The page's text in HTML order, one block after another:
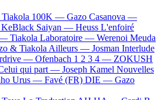
100K — Gazo Casanova —
KeBlack Saiyan — Heuss L'enfoiré
— Tiakola Laboratoire — Werenoi Meuda
& Tiakola Ailleurs — Josman Interlude
— Ofenbach 1 2 3 4 — ZOKUSH
qui part — Joseph Kamel Nouvelles
Urus — Favé (FR) DIE — Gazo